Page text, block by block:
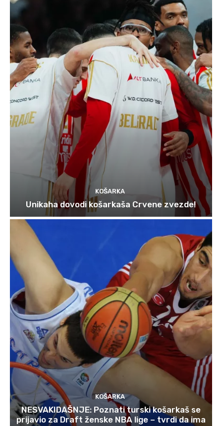
KOŠARKA
Unikaha dovodi košarkaša Crvene zvezde!
KOŠARKA
NESVAKIDAŠNJE: Poznati turski košarkaš se
prijavio za Draft ženske NBA lige – tvrdi da ima